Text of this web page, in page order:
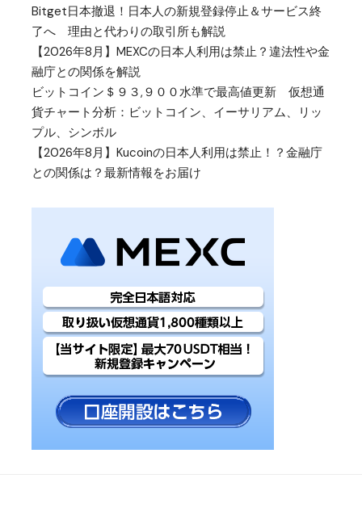
Bitget日本撤退！日本人の新規登録停止＆サービス終
了へ 理由と代わりの取引所も解説
【2026年8月】MEXCの日本人利用は禁止？違法性や金
融庁との関係を解説
ビットコイン＄９３,９００水準で最高値更新 仮想通
貨チャート分析：ビットコイン、イーサリアム、リッ
プル、シンボル
【2026年8月】Kucoinの日本人利用は禁止！？金融庁
との関係は？最新情報をお届け